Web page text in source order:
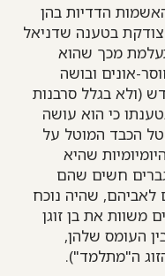
הדדיות בהן
צודקת בטענה שדניאל
מכך שהוא
אונים ובושה
(ולא בגלל סרבנות
כי הוא עושה
הכבד המוטל על
שהיא
חשים שהם
לאביהם, שהיה נוכח
משוות את בן זוגן
העומס שלהן,
ה"מתלמד").